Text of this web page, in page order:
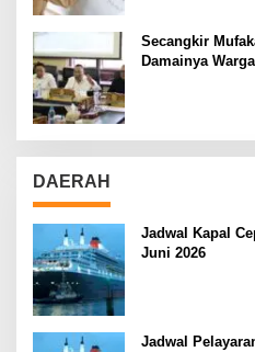
Secangkir
Damainya
DAERAH
Jadwal Kapal
Juni 2026
Jadwal